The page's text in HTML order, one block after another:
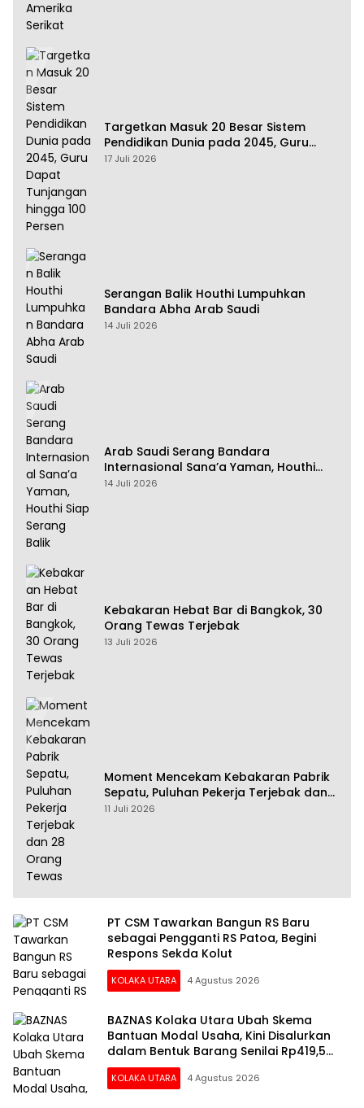
Targetkan Masuk 20 Besar Sistem
Pendidikan Dunia pada 2045, Guru
Dapat Tunjangan hingga 100 Persen
17 Juli 2026
Serangan Balik Houthi Lumpuhkan
Bandara Abha Arab Saudi
14 Juli 2026
Arab Saudi Serang Bandara
Internasional Sana’a Yaman, Houthi
Siap Serang Balik
14 Juli 2026
Kebakaran Hebat Bar di Bangkok, 30
Orang Tewas Terjebak
13 Juli 2026
Moment Mencekam Kebakaran Pabrik
Sepatu, Puluhan Pekerja Terjebak dan
28 Orang Tewas
11 Juli 2026
PT CSM Tawarkan Bangun RS Baru
sebagai Pengganti RS Patoa, Begini
Respons Sekda Kolut
KOLAKA UTARA 4 Agustus 2026
BAZNAS Kolaka Utara Ubah Skema
Bantuan Modal Usaha, Kini Disalurkan
dalam Bentuk Barang Senilai Rp419,5
Juta
KOLAKA UTARA 4 Agustus 2026